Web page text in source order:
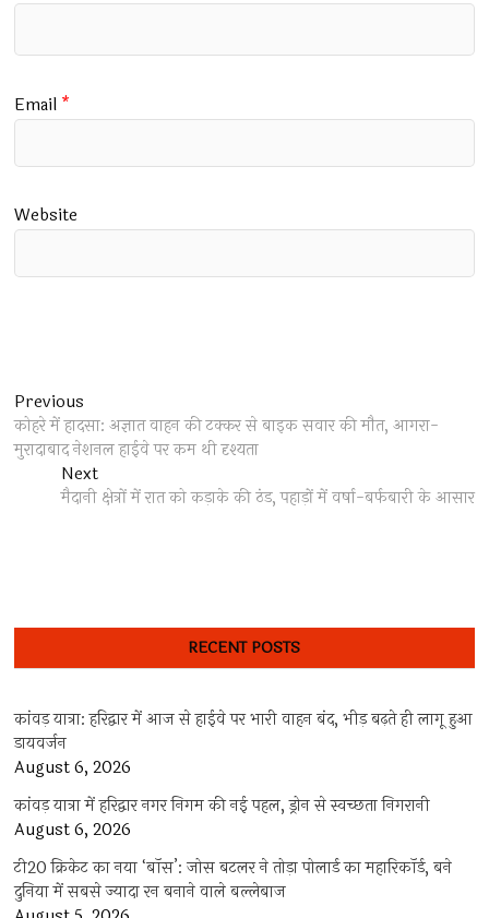
Email *
Website
Post
navigation
Previous
post:
कोहरे में हादसा: अज्ञात वाहन की टक्कर से बाइक सवार की मौत, आगरा-
मुरादाबाद नेशनल हाईवे पर कम थी दृश्यता
NextNext
post:
मैदानी क्षेत्रों में रात को कड़ाके की ठंड, पहाड़ों में वर्षा-बर्फबारी के आसार
RECENT POSTS
कांवड़ यात्रा: हरिद्वार में आज से हाईवे पर भारी वाहन बंद, भीड़ बढ़ते ही लागू हुआ
डायवर्जन
August 6, 2026
कांवड़ यात्रा में हरिद्वार नगर निगम की नई पहल, ड्रोन से स्वच्छता निगरानी
August 6, 2026
टी20 क्रिकेट का नया ‘बॉस’: जोस बटलर ने तोड़ा पोलार्ड का महारिकॉर्ड, बने
दुनिया में सबसे ज्यादा रन बनाने वाले बल्लेबाज